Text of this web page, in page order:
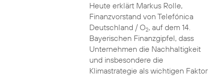
Heute erklärt Markus Rolle,
Finanzvorstand von Telefónica
Deutschland / O2, auf dem 14.
Bayerischen Finanzgipfel, dass
Unternehmen die Nachhaltigkeit
und insbesondere die
Klimastrategie als wichtigen Faktor